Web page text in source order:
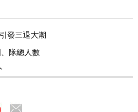
引發三退大潮
隊總人數